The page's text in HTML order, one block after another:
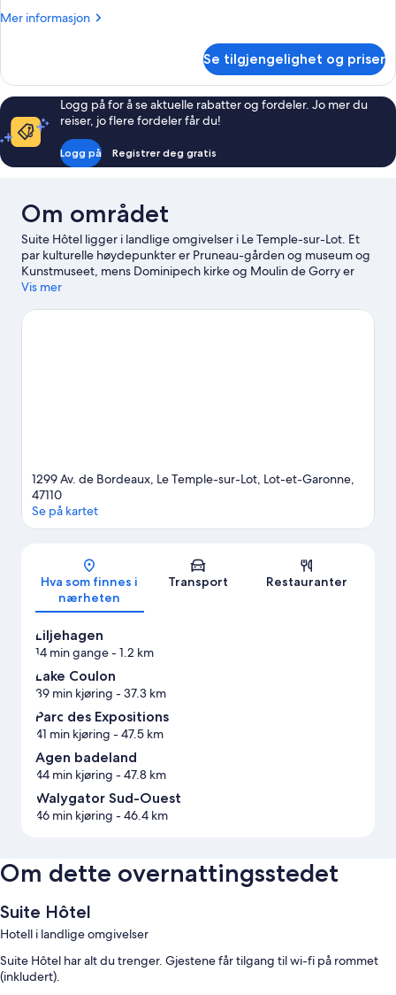
mot
Mer informasjon
Mer
–
comfort,
utsikt
mot
høyde
Se tilgjengelighet og priser
Logg på for å se aktuelle rabatter og fordeler. Jo mer du
reiser, jo flere fordeler får du!
Logg på Registrer deg gratis
Om området
Suite Hôtel ligger i landlige omgivelser i Le Temple-sur-Lot. Et
par kulturelle høydepunkter er Pruneau-gården og museum og
Kunstmuseet, mens Dominipech kirke og Moulin de Gorry er
noen av landemerkene i området. Liljehagen og Vertigo Park
Le Temple-sur-Lot
Vis mer
1299 Av. de Bordeaux, Le Temple-sur-Lot, Lot-et-Garonne,
47110
Se på kartet
Hva som finnes i
nærheten
Transport Restauranter
Liljehagen
14 min gange- 1.2 km
Lake Coulon
39 min kjøring - 37.3 km
Parc des Expositions
41 min kjøring - 47.5 km
Agen badeland
44 min kjøring - 47.8 km
Walygator Sud-Ouest
46 min kjøring - 46.4 km
Om dette overnattingsstedet
Suite Hôtel
Hotell i landlige omgivelser
Suite Hôtel har alt du trenger. Gjestene får tilgang til wi-fi på rommet
(inkludert).